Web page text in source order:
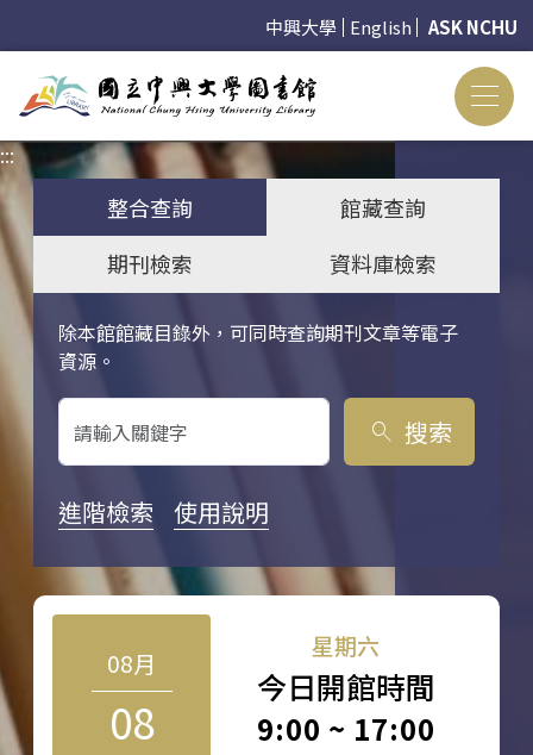
中興大學 English ASK NCHU
:::
整合查詢
館藏查詢
期刊檢索
資料庫檢索
除本館館藏目錄外，可同時查詢期刊文章等電子
資源。
關鍵字搜尋
search 搜索
進階檢索 使用說明
08月
08
星期六
今日開館時間
9:00 ~ 17:00